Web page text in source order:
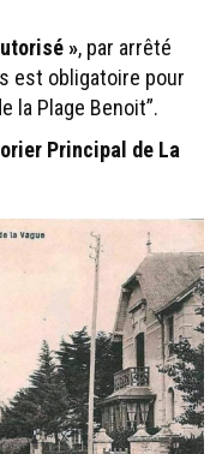
», par arrêté
est obligatoire pour
la Plage Benoit”.
Principal de La